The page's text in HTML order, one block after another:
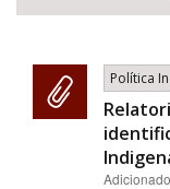
Política